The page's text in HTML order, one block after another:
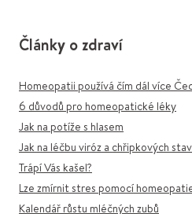
Články o zdraví
Homeopatii používá čím dál více
6 důvodů pro homeopatické léky
Jak na potíže s hlasem
Jak na léčbu viróz a chřipkových
Trápí Vás kašel?
Lze zmírnit stres pomocí
Kalendář růstu mléčných zubů